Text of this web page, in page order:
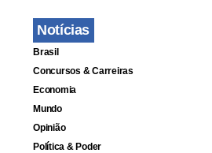
Notícias
Brasil
Concursos & Carreiras
Economia
Mundo
Opinião
Política & Poder